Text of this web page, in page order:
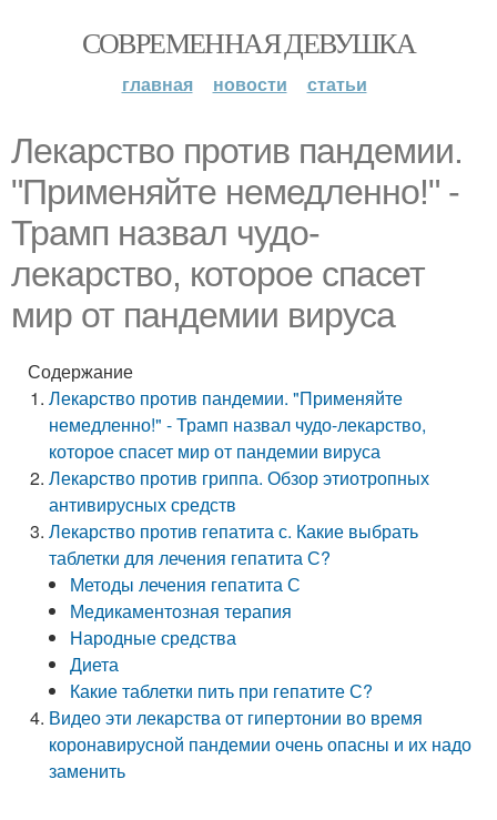
СОВРЕМЕННАЯ ДЕВУШКА
главная новости статьи
Лекарство против пандемии.
"Применяйте немедленно!" -
Трамп назвал чудо-
лекарство, которое спасет
мир от пандемии вируса
Содержание
Лекарство против пандемии. "Применяйте
немедленно!" - Трамп назвал чудо-лекарство,
которое спасет мир от пандемии вируса
Лекарство против гриппа. Обзор этиотропных
антивирусных средств
Лекарство против гепатита с. Какие выбрать
таблетки для лечения гепатита С?
Методы лечения гепатита С
Медикаментозная терапия
Народные средства
Диета
Какие таблетки пить при гепатите С?
Видео эти лекарства от гипертонии во время
коронавирусной пандемии очень опасны и их надо
заменить